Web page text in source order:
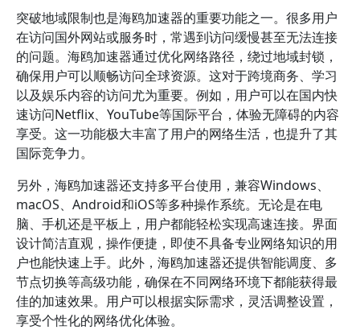
突破地域限制也是海鸥加速器的重要功能之一。很多用户
在访问国外网站或服务时，常遇到访问缓慢甚至无法连接
的问题。海鸥加速器通过优化网络路径，绕过地域封锁，
确保用户可以顺畅访问全球资源。这对于跨境商务、学习
以及娱乐内容的访问尤为重要。例如，用户可以在国内快
速访问Netflix、YouTube等国际平台，体验无障碍的内容
享受。这一功能极大丰富了用户的网络生活，也提升了其
国际竞争力。
另外，海鸥加速器还支持多平台使用，兼容Windows、
macOS、Android和iOS等多种操作系统。无论是在电
脑、手机还是平板上，用户都能轻松实现高速连接。界面
设计简洁直观，操作便捷，即使不具备专业网络知识的用
户也能快速上手。此外，海鸥加速器还提供智能调度、多
节点切换等高级功能，确保在不同网络环境下都能获得最
佳的加速效果。用户可以根据实际需求，灵活调整设置，
享受个性化的网络优化体验。